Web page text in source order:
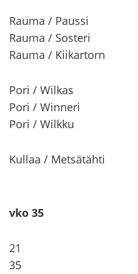
Rauma / Paus­si
Rauma / Sos­te­ri
Rauma / Kii­kar­torn
Pori / Wilkas
Pori / Winneri
Pori / Wilkku
Kul­laa / Met­sä­täh­ti
vko 35
21
35